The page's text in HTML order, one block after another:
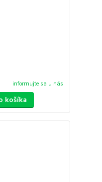
informujte sa u nás
košíka